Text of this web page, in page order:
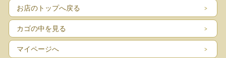
お店のトップへ戻る
カゴの中を見る
マイページへ